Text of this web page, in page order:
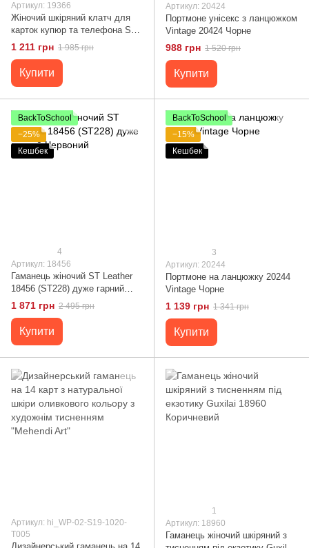
Артикул: 19366
Жіночий шкіряний клатч для
карток купюр та телефона ST
Leather 19366 Червоний
1 211 грн 1 985 грн
Купити
Артикул: 20424
Портмоне унісекс з ланцюжком
Vintage 20424 Чорне
988 грн 1 520 грн
Купити
BackToSchool
−25%
Кешбек
4
Артикул: 18456
Гаманець жіночий ST Leather
18456 (SТ228) дуже гарний
Червоний
1 871 грн 2 495 грн
Купити
BackToSchool
−15%
Кешбек
3
Артикул: 20244
Портмоне на ланцюжку 20244
Vintage Чорне
1 139 грн 1 341 грн
Купити
Артикул: hi_WP-02-S19-1020-
T005
1
Артикул: 18960
Гаманець жіночий шкіряний з